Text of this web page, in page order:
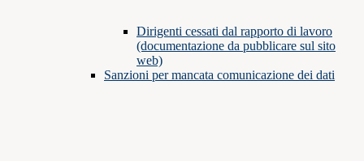
Dirigenti cessati dal rapporto di lavoro
(documentazione da pubblicare sul sito
web)
Sanzioni per mancata comunicazione dei dati